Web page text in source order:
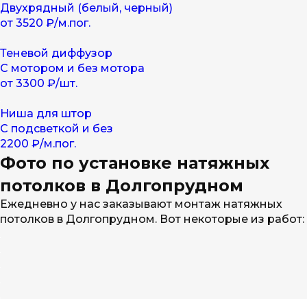
Двухрядный (белый, черный)
от 3520 ₽/м.пог.
Теневой диффузор
С мотором и без мотора
от 3300 ₽/шт.
Ниша для штор
С подсветкой и без
2200 ₽/м.пог.
Фото по установке натяжных
потолков в Долгопрудном
Ежедневно у нас заказывают монтаж натяжных
потолков в Долгопрудном. Вот некоторые из работ: